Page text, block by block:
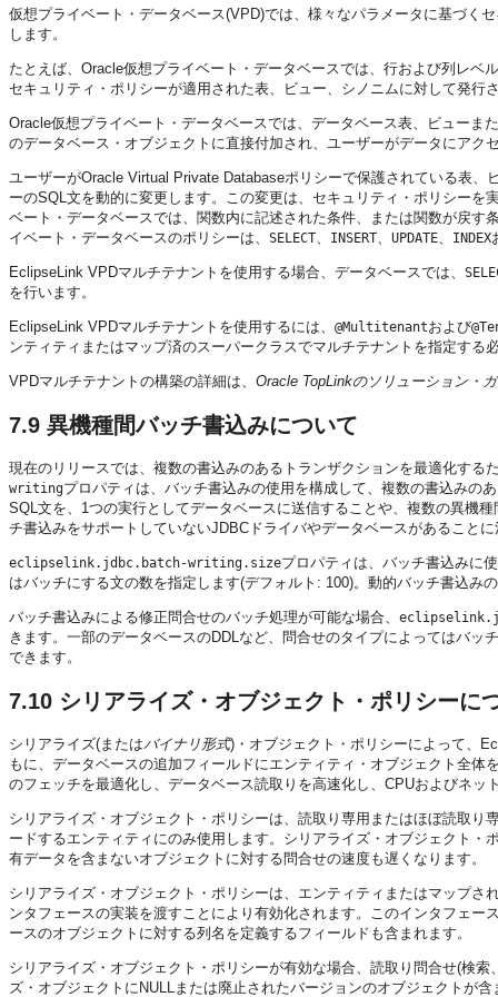
仮想プライベート・データベース(VPD)では、様々なパラメータに基づく
します。
たとえば、Oracle仮想プライベート・データベースでは、行および列レ
セキュリティ・ポリシーが適用された表、ビュー、シノニムに対して発行
Oracle仮想プライベート・データベースでは、データベース表、ビュー
のデータベース・オブジェクトに直接付加され、ユーザーがデータにア
ユーザーがOracle Virtual Private Databaseポリシーで保護されている表
ーのSQL文を動的に変更します。この変更は、セキュリティ・ポリシーを
ベート・データベースでは、関数内に記述された条件、または関数が戻
イベート・データベースのポリシーは、 SELECT、 INSERT、 UPDATE、 INDEX
EclipseLink VPDマルチテナントを使用する場合、データベースでは、
を行います。
EclipseLink VPDマルチテナントを使用するには、 @Multitenantおよび
ンティティまたはマップ済のスーパークラスでマルチテナントを指定する
VPDマルチテナントの構築の詳細は、 Oracle TopLinkのソリューション・
7.9 異機種間バッチ書込みについて
現在のリリースでは、複数の書込みのあるトランザクションを最適化する
writingプロパティは、バッチ書込みの使用を構成して、複数の書込みの
SQL文を、1つの実行としてデータベースに送信することや、複数の異機
チ書込みをサポートしていないJDBCドライバやデータベースがあること
eclipselink.jdbc.batch-writing.sizeプロパティは、バッチ書込みに
はバッチにする文の数を指定します(デフォルト: 100)。動的バッチ書込
バッチ書込みによる修正問合せのバッチ処理が可能な場合、
きます。一部のデータベースのDDLなど、問合せのタイプによってはバ
できます。
7.10 シリアライズ・オブジェクト・ポリシーに
シリアライズ(またはバイナリ 形式)・オブジェクト・ポリシーによって、
もに、データベースの追加フィールドにエンティティ・オブジェクト全
のフェッチを最適化し、データベース読取りを高速化し、CPUおよびネッ
シリアライズ・オブジェクト・ポリシーは、読取り専用またはほぼ読取
ードするエンティティにのみ使用します。シリアライズ・オブジェクト
有データを含まないオブジェクトに対する問合せの速度も遅くなります。
シリアライズ・オブジェクト・ポリシーは、エンティティまたはマップさ
ンタフェースの実装を渡すことにより有効化されます。このインタフェ
ースのオブジェクトに対する列名を定義するフィールドも含まれます。
シリアライズ・オブジェクト・ポリシーが有効な場合、読取り問合せ(検
ズ・オブジェクトにNULLまたは廃止されたバージョンのオブジェクトが